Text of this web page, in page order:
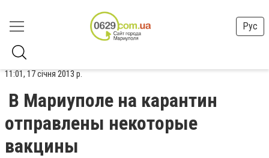
Рус
11:01, 17 січня 2013 р.
В Мариуполе на карантин
отправлены некоторые
вакцины